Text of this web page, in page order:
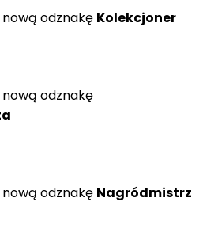
nową odznakę Kolekcjoner
nową odznakę
nową odznakę Nagródmistrz